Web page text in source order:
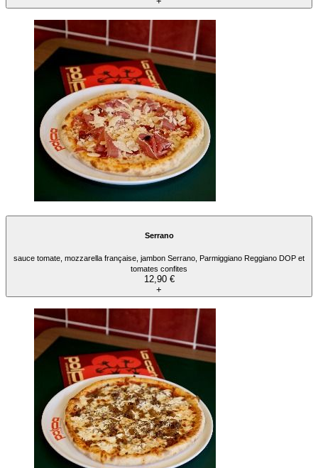
Serrano
sauce tomate, mozzarella française, jambon Serrano, Parmiggiano Reggiano DOP et
tomates confites
12,90 €
+